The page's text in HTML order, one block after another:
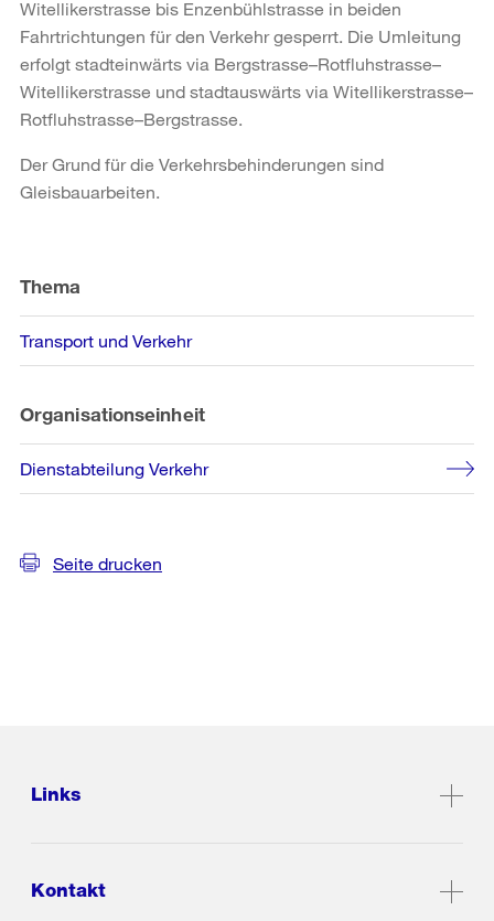
Witellikerstrasse bis Enzenbühlstrasse in beiden
Fahrtrichtungen für den Verkehr gesperrt. Die Umleitung
erfolgt stadteinwärts via Bergstrasse–Rotfluhstrasse–
Witellikerstrasse und stadtauswärts via Witellikerstrasse–
Rotfluhstrasse–Bergstrasse.
Der Grund für die Verkehrsbehinderungen sind
Gleisbauarbeiten.
Informationen
Thema
Transport und Verkehr
Organisationseinheit
Dienstabteilung Verkehr
Seite drucken
Links
Kontakt